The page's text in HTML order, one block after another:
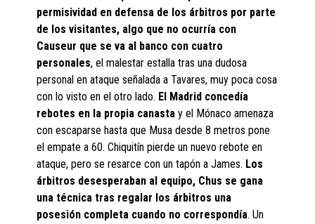
permisividad en defensa de los árbitros por parte
de los visitantes, algo que no ocurría con
Causeur que se va al banco con cuatro
personales, el malestar estalla tras una dudosa
personal en ataque señalada a Tavares, muy poca cosa
con lo visto en el otro lado. El Madrid concedía
rebotes en la propia canasta y el Mónaco amenaza
con escaparse hasta que Musa desde 8 metros pone
el empate a 60. Chiquitín pierde un nuevo rebote en
ataque, pero se resarce con un tapón a James. Los
árbitros desesperaban al equipo, Chus se gana
una técnica tras regalar los árbitros una
posesión completa cuando no correspondía. Un